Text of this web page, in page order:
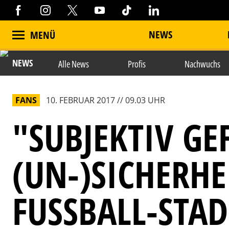
MENÜ NEWS
NEWS Alle News Profis Nachwuchs
FANS 10. FEBRUAR 2017 // 09.03 UHR
"SUBJEKTIV
(UN-
FUSSBALL-